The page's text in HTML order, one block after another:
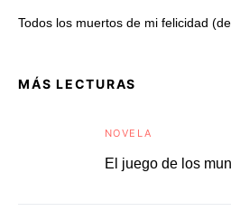
Todos los muertos de mi felicidad
MÁS LECTURAS
NOVELA
El juego de los